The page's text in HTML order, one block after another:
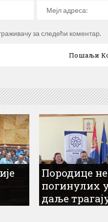
за следећи коментар.
Породице
погинулих у
даље